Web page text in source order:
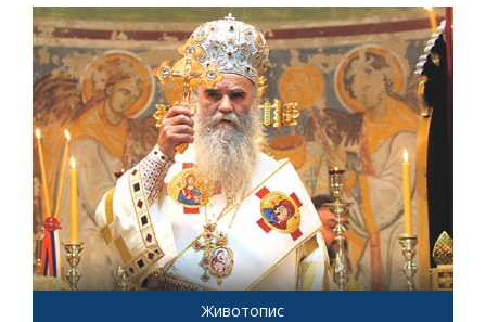
Животопис